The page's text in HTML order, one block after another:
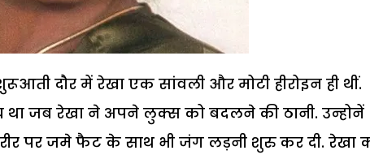
दौर में रेखा एक सांवली और मोटी हीरोइन ही थीं.
जब रेखा ने अपने लुक्स को बदलने की ठानी. उन्होनें
पर जमे फैट के साथ भी जंग लड़नी शुरु कर दी. रेखा